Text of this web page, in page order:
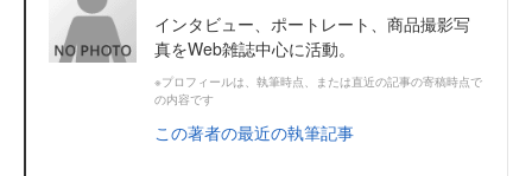
インタビュー、ポートレート、商品撮影写
真をWeb雑誌中心に活動。
※プロフィールは、執筆時点、または直近の記事の寄稿時点で
の内容です
この著者の最近の執筆記事